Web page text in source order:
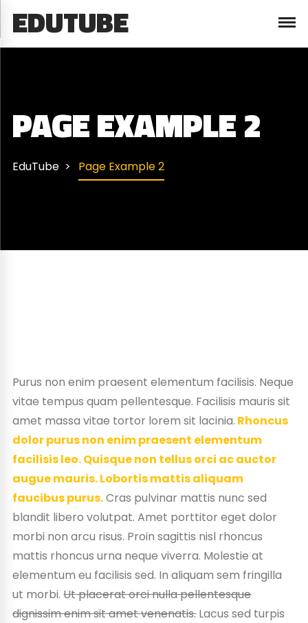
EDUTUBE
PAGE EXAMPLE 2
EduTube Page Example 2
Purus non enim praesent elementum facilisis. Neque
vitae tempus quam pellentesque. Facilisis mauris sit
amet massa vitae tortor lorem sit lacinia. Rhoncus
dolor purus non enim praesent elementum
facilisis leo. Quisque non tellus orci ac auctor
augue mauris. Lobortis mattis aliquam
faucibus purus.Cras pulvinar mattis nunc sed
blandit libero volutpat. Amet porttitor eget dolor
morbi non arcu risus. Proin sagittis nisl rhoncus
mattis rhoncus urna neque viverra. Molestie at
elementum eu facilisis sed. In aliquam sem fringilla
ut morbi.Ut placerat orci nulla pellentesque
dignissim enim sit amet venenatis.Lacus sed turpis